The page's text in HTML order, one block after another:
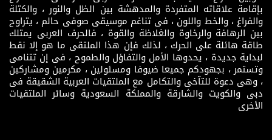
بإقامة علاقاته المتفردة والمدهشة بين الظل والنور ، والكتلة
والفراغ ، والخط واللون ، فى تناغم موسيقى صوفى حالم ، يتراوح
بين الرهافة والرخاوة والغلاظة والقوة ، فالحرف العربى يمتلك
طاقة هائلة على الحرك ، لذلك فإن هذا الملتقى ما هو إلا نقط
لبداية جديدة ، يحدوها الأمل والتفاؤل والطموح ، فى إن تتنامى
وتستمر ، بجهودكم جميعا ضيوفا ومسئولين ، مكرمين ومشاركين
، وهى دعوة للتآخى والتكامل مع الملتقيات العربية الشقيقة فى
دبى والكويت والشارقة والمملكة السعودية وسائر الملتقيات
الأخرى